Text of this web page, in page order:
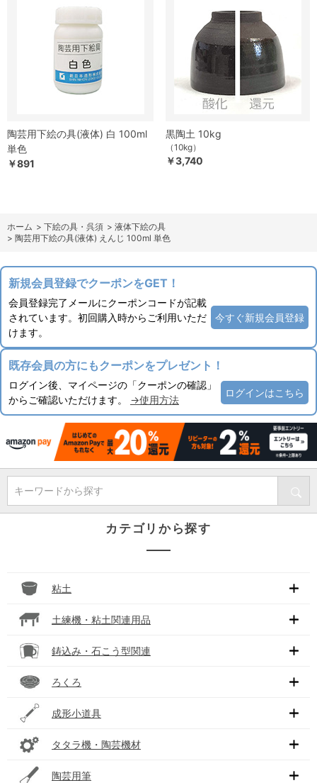
陶芸用下絵の具(液体) 白 100ml
単色
￥891
黒陶土 10kg
（10kg）
￥3,740
ホーム > 下絵の具・呉須 > 液体下絵の具
> 陶芸用下絵の具(液体) えんじ 100ml 単色
新規会員登録でクーポンをGET！
会員登録完了メールにクーポンコードが記載
されています。初回購入時からご利用いただ
けます。
今すぐ新規会員登録
既存会員の方にもクーポンをプレゼント！
ログイン後、マイページの「クーポンの確認」
からご確認いただけます。 →使用方法
ログインはこちら
キーワードから探す
カテゴリから探す
粘土
土練機・粘土関連用品
鋳込み・石こう型関連
ろくろ
成形小道具
タタラ機・陶芸機材
陶芸用筆